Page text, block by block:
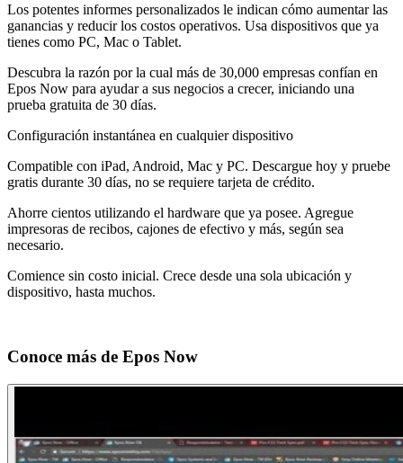
Los potentes informes personalizados le indican cómo aumentar las
ganancias y reducir los costos operativos. Usa dispositivos que ya
tienes como PC, Mac o Tablet.
Descubra la razón por la cual más de 30,000 empresas confían en
Epos Now para ayudar a sus negocios a crecer, iniciando una
prueba gratuita de 30 días.
Configuración instantánea en cualquier dispositivo
Compatible con iPad, Android, Mac y PC. Descargue hoy y pruebe
gratis durante 30 días, no se requiere tarjeta de crédito.
Ahorre cientos utilizando el hardware que ya posee. Agregue
impresoras de recibos, cajones de efectivo y más, según sea
necesario.
Comience sin costo inicial. Crece desde una sola ubicación y
dispositivo, hasta muchos.
Conoce más de Epos Now